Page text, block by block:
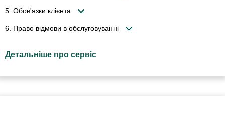
5. Обов'язки клієнта
6. Право відмови в обслуговуванні
Детальніше про сервіс